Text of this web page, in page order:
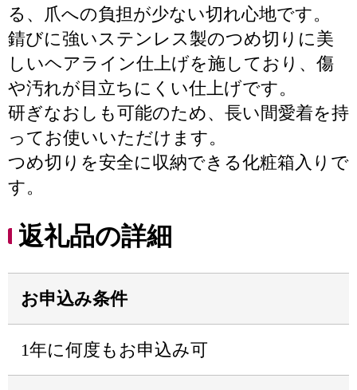
る、爪への負担が少ない切れ心地です。
錆びに強いステンレス製のつめ切りに美
しいヘアライン仕上げを施しており、傷
や汚れが目立ちにくい仕上げです。
研ぎなおしも可能のため、長い間愛着を持
ってお使いいただけます。
つめ切りを安全に収納できる化粧箱入りで
す。
返礼品の詳細
お申込み条件
1年に何度もお申込み可